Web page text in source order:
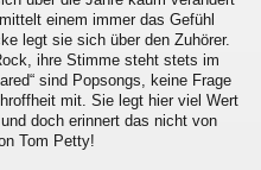
einem immer das Gefühl
legt sie sich über den Zuhörer.
ihre Stimme steht stets im
sind Popsongs, keine Frage
mit. Sie legt hier viel Wert
doch erinnert das nicht von
Tom Petty!